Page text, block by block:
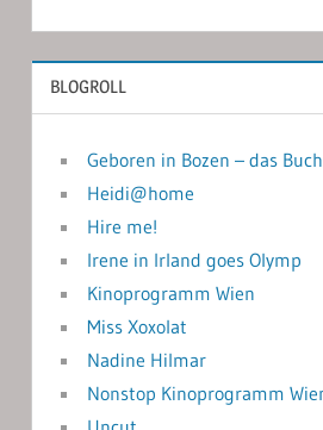
BLOGROLL
Geboren in Bozen – das Buch
Heidi@home
Hire me!
Irene in Irland goes Olymp
Kinoprogramm Wien
Miss Xoxolat
Nadine Hilmar
Nonstop Kinoprogramm